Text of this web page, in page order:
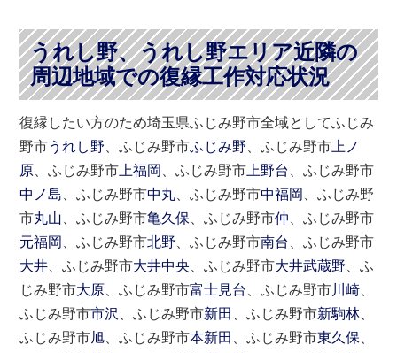
うれし野、うれし野エリア近隣の
周辺地域での復縁工作対応状況
復縁したい方のため埼玉県ふじみ野市全域としてふじみ
野市うれし野 、ふじみ野市ふじみ野 、ふじみ野市 上ノ
原 、ふじみ野市 上福岡 、ふじみ野市 上野台
、ふじみ野市
中ノ島 、ふじみ野市中丸 、ふじみ野市中福岡
、ふじみ野
市丸山 、ふじみ野市亀久保 、ふじみ野市仲 、ふじみ野市
元福岡
、ふじみ野市北野 、ふじみ野市南台
、ふじみ野市
大井 、ふじみ野市大井中央 、ふじみ野市大井武蔵野 、ふ
じみ野市大原 、ふじみ野市富士見台 、ふじみ野市川崎
ふじみ野市市沢 、ふじみ野市新田 、ふじみ野市新駒林
ふじみ野市旭 、ふじみ野市本新田 、ふじみ野市東久保